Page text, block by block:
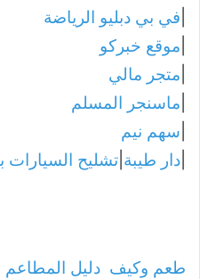
في بي دبليو الرياضة
موقع خبركو
متجر مالي
ماسنجر المسلم
سهم نيم
دار طيبة تشليح السيارات
طعم وكيف دليل المطاعم